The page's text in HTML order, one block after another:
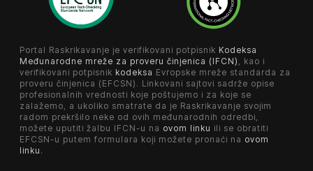
Portal Raskrikavanje je verifikovani potpisnik Kodeksa
Međunarodne mreže za proveru činjenica (IFCN) , kao i
verifikovani potpisnik kodeksa Evropske mreže standarda za
proveru činjenica (EFCSN). Linkovani sajtovi sadrže opise
profesionalnih vrednosti koje poštujemo i za koje se
zalažemo, a ukoliko smatrate da je Raskrikavanje svojim
radom prekršilo neke od ovih međunarodnih odredbi,
možete uputiti žalbu IFCN-u na ovom linku ili se obratiti
EFCSN-u putem formulara koji možete pronaći na ovom
linku .